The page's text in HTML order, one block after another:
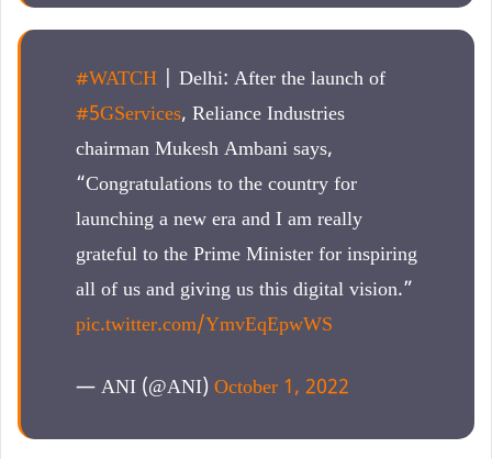
#WATCH | Delhi: After the launch of
#5GServices, Reliance Industries
chairman Mukesh Ambani says,
“Congratulations to the country for
launching a new era and I am really
grateful to the Prime Minister for inspiring
all of us and giving us this digital vision.”
pic.twitter.com/YmvEqEpwWS
— ANI (@ANI) October 1, 2022